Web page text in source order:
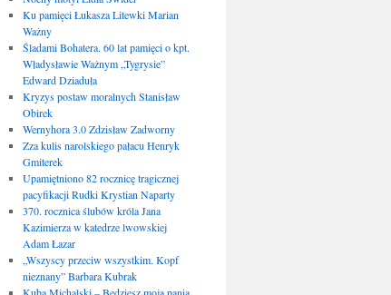
Ku pamięci Łukasza Litewki Marian
Ważny
Śladami Bohatera. 60 lat pamięci o kpt.
Władysławie Ważnym „Tygrysie”
Edward Dziaduła
Kryzys postaw moralnych Stanisław
Obirek
Wernyhora 3.0 Zdzisław Zadworny
Zza kulis narolskiego pałacu Henryk
Gmiterek
Upamiętniono 82 rocznicę tragicznej
pacyfikacji Rudki Krystian Naparty
370. rocznica ślubów króla Jana
Kazimierza w katedrze lwowskiej
Adam Łazar
„Wszyscy przeciw wszystkim. Kopf
nieznany” Barbara Kubrak